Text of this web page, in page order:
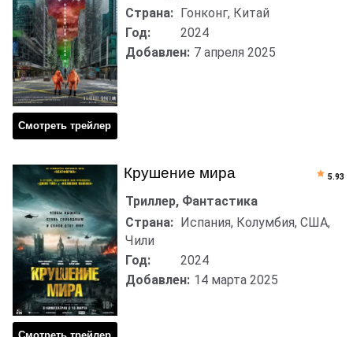
Смотреть трейлер
Страна: Гонконг, Китай
Год:
2024
Добавлен: 7 апреля 2025
Крушение мира
Триллер, Фантастика
Страна: Испания, Колумбия, США,
Чили
Год:
2024
Добавлен: 14 марта 2025
5.93